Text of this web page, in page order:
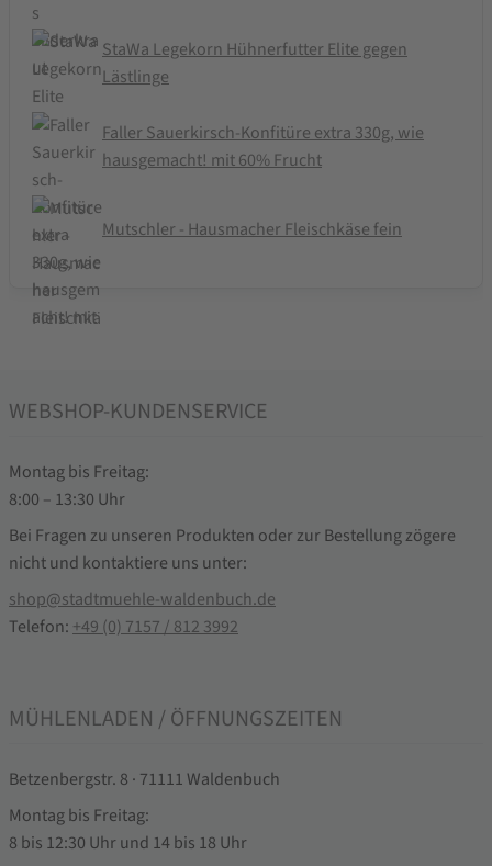
StaWa Legekorn Hühnerfutter Elite gegen
Lästlinge
Faller Sauerkirsch-Konfitüre extra 330g, wie
hausgemacht! mit 60% Frucht
Mutschler - Hausmacher Fleischkäse fein
WEBSHOP-KUNDENSERVICE
Montag bis Freitag:
8:00 – 13:30 Uhr
Bei Fragen zu unseren Produkten oder zur Bestellung zögere
nicht und kontaktiere uns unter:
shop@stadtmuehle-waldenbuch.de
Telefon: +49 (0) 7157 / 812 3992
MÜHLENLADEN / ÖFFNUNGSZEITEN
Betzenbergstr. 8 · 71111 Waldenbuch
Montag bis Freitag:
8 bis 12:30 Uhr und 14 bis 18 Uhr